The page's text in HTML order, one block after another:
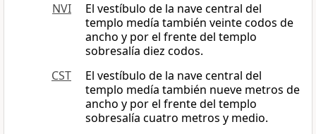
NVI
El vestíbulo de la nave central del
templo medía también veinte codos de
ancho y por el frente del templo
sobresalía diez codos.
CST
El vestíbulo de la nave central del
templo medía también nueve metros de
ancho y por el frente del templo
sobresalía cuatro metros y medio.